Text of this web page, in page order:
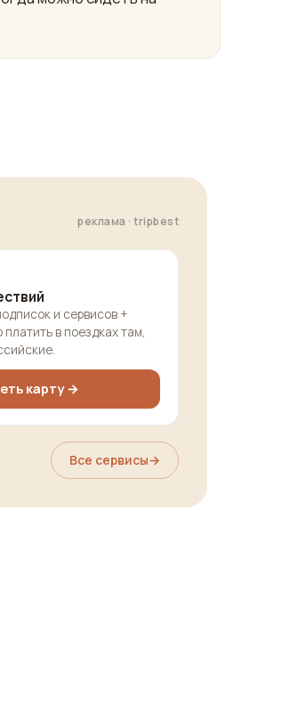
реклама · tripbest
и сервисов +
в поездках там,
карту →
Все сервисы→